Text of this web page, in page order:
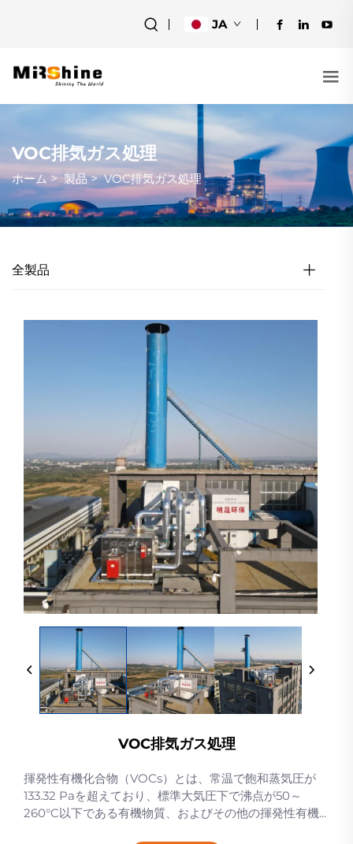
JA
VOC排気ガス処理
ホーム >製品>VOC排気ガス処理
全製品
VOC排気ガス処理
揮発性有機化合物（VOCs）とは、常温で飽和蒸気圧が
133.32 Paを超えており、標準大気圧下で沸点が50～
260°C以下である有機物質、およびその他の揮発性有機...